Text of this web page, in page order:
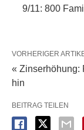
9/11: 800
VORHERIGER
« Zinserhöhung:
hin
BEITRAG TEILEN